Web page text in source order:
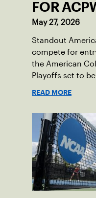
FOR
May 27, 2026
Standout
compete for
the American
Playoffs set to
READ MORE